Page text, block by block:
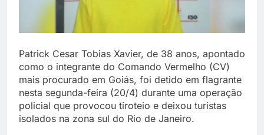
Patrick Cesar Tobias Xavier, de 38 anos, apontado
como o integrante do Comando Vermelho (CV)
mais procurado em Goiás, foi detido em flagrante
nesta segunda-feira (20/4) durante uma operação
policial que provocou tiroteio e deixou turistas
isolados na zona sul do Rio de Janeiro.